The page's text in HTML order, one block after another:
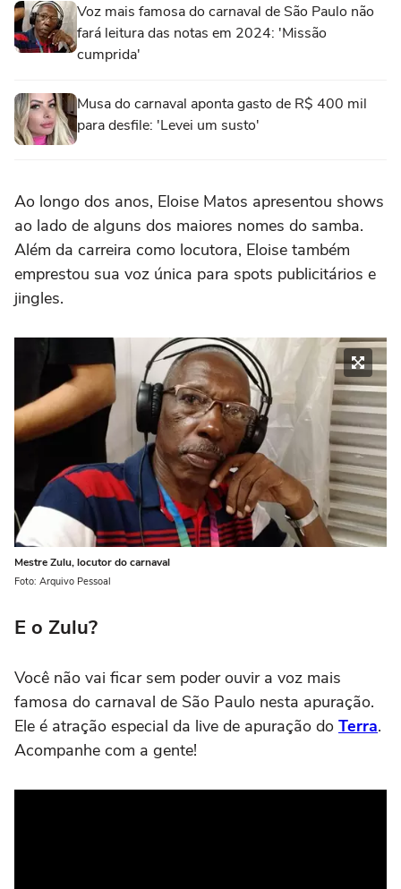
Voz mais famosa do carnaval de São Paulo não
fará leitura das notas em 2024: 'Missão
cumprida'
Musa do carnaval aponta gasto de R$ 400 mil
para desfile: 'Levei um susto'
Ao longo dos anos, Eloise Matos apresentou shows
ao lado de alguns dos maiores nomes do samba.
Além da carreira como locutora, Eloise também
emprestou sua voz única para spots publicitários e
jingles.
Mestre Zulu, locutor do carnaval
Foto: Arquivo Pessoal
E o Zulu?
Você não vai ficar sem poder ouvir a voz mais
famosa do carnaval de São Paulo nesta apuração.
Ele é atração especial da live de apuração do Terra.
Acompanhe com a gente!